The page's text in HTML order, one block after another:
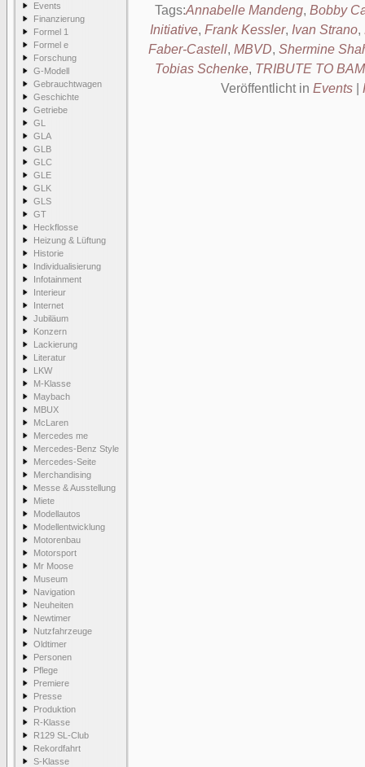
Events
Finanzierung
Formel 1
Formel e
Forschung
G-Modell
Gebrauchtwagen
Geschichte
Getriebe
GL
GLA
GLB
GLC
GLE
GLK
GLS
GT
Heckflosse
Heizung & Lüftung
Historie
Individualisierung
Infotainment
Interieur
Internet
Jubiläum
Konzern
Lackierung
Literatur
LKW
M-Klasse
Maybach
MBUX
McLaren
Mercedes me
Mercedes-Benz Style
Mercedes-Seite
Merchandising
Messe & Ausstellung
Miete
Modellautos
Modellentwicklung
Motorenbau
Motorsport
Mr Moose
Museum
Navigation
Neuheiten
Newtimer
Nutzfahrzeuge
Oldtimer
Personen
Pflege
Premiere
Presse
Produktion
R-Klasse
R129 SL-Club
Rekordfahrt
S-Klasse
Tags:Annabelle Mandeng, Bobby
Initiative, Frank Kessler, Ivan Strano,
Faber-Castell, MBVD, Shermine
Tobias Schenke, TRIBUTE TO
Veröffentlicht in Events